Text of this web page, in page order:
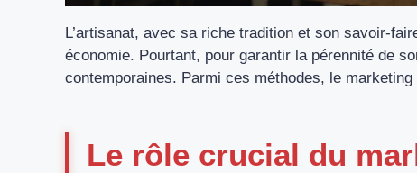
L’artisanat, avec sa riche tradition et son savoir-
économie. Pourtant, pour garantir la pérennité de
contemporaines. Parmi ces méthodes, le
Le rôle crucial du